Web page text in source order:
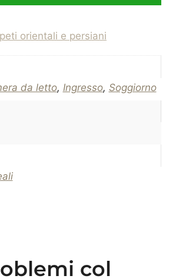
orientali e persiani
da letto, Ingresso, Soggiorno
col